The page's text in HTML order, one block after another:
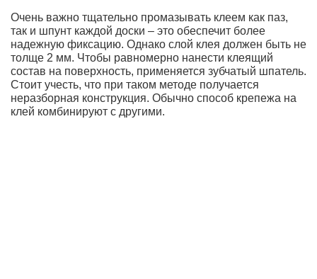
Очень важно тщательно промазывать клеем как паз,
так и шпунт каждой доски – это обеспечит более
надежную фиксацию. Однако слой клея должен быть не
толще 2 мм. Чтобы равномерно нанести клеящий
состав на поверхность, применяется зубчатый шпатель.
Стоит учесть, что при таком методе получается
неразборная конструкция. Обычно способ крепежа на
клей комбинируют с другими.